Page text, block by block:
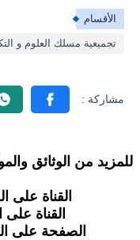
الأقسام
تجميعية مسلك العلوم و
للمزيد من الوثائق
القناة على
القناة على
الصفحة على